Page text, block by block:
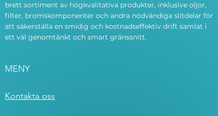
brett sortiment av högkvalitativa produkter, inklusive oljor,
filter, bromskomponenter och andra nödvändiga slitdelar för
att säkerställa en smidig och kostnadseffektiv drift samlat i
ett väl genomtänkt och smart gränssnitt.
MENY
Kontakta oss